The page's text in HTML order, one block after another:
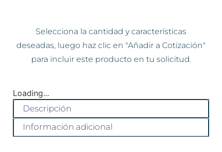
Selecciona la cantidad y características
deseadas, luego haz clic en "Añadir a Cotización"
para incluir este producto en tu solicitud.
Loading...
Descripción
Información adicional